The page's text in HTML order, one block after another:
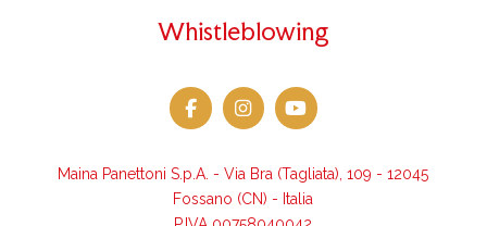
Whistleblowing
Maina Panettoni S.p.A. - Via Bra (Tagliata), 109 - 12045
Fossano (CN) - Italia